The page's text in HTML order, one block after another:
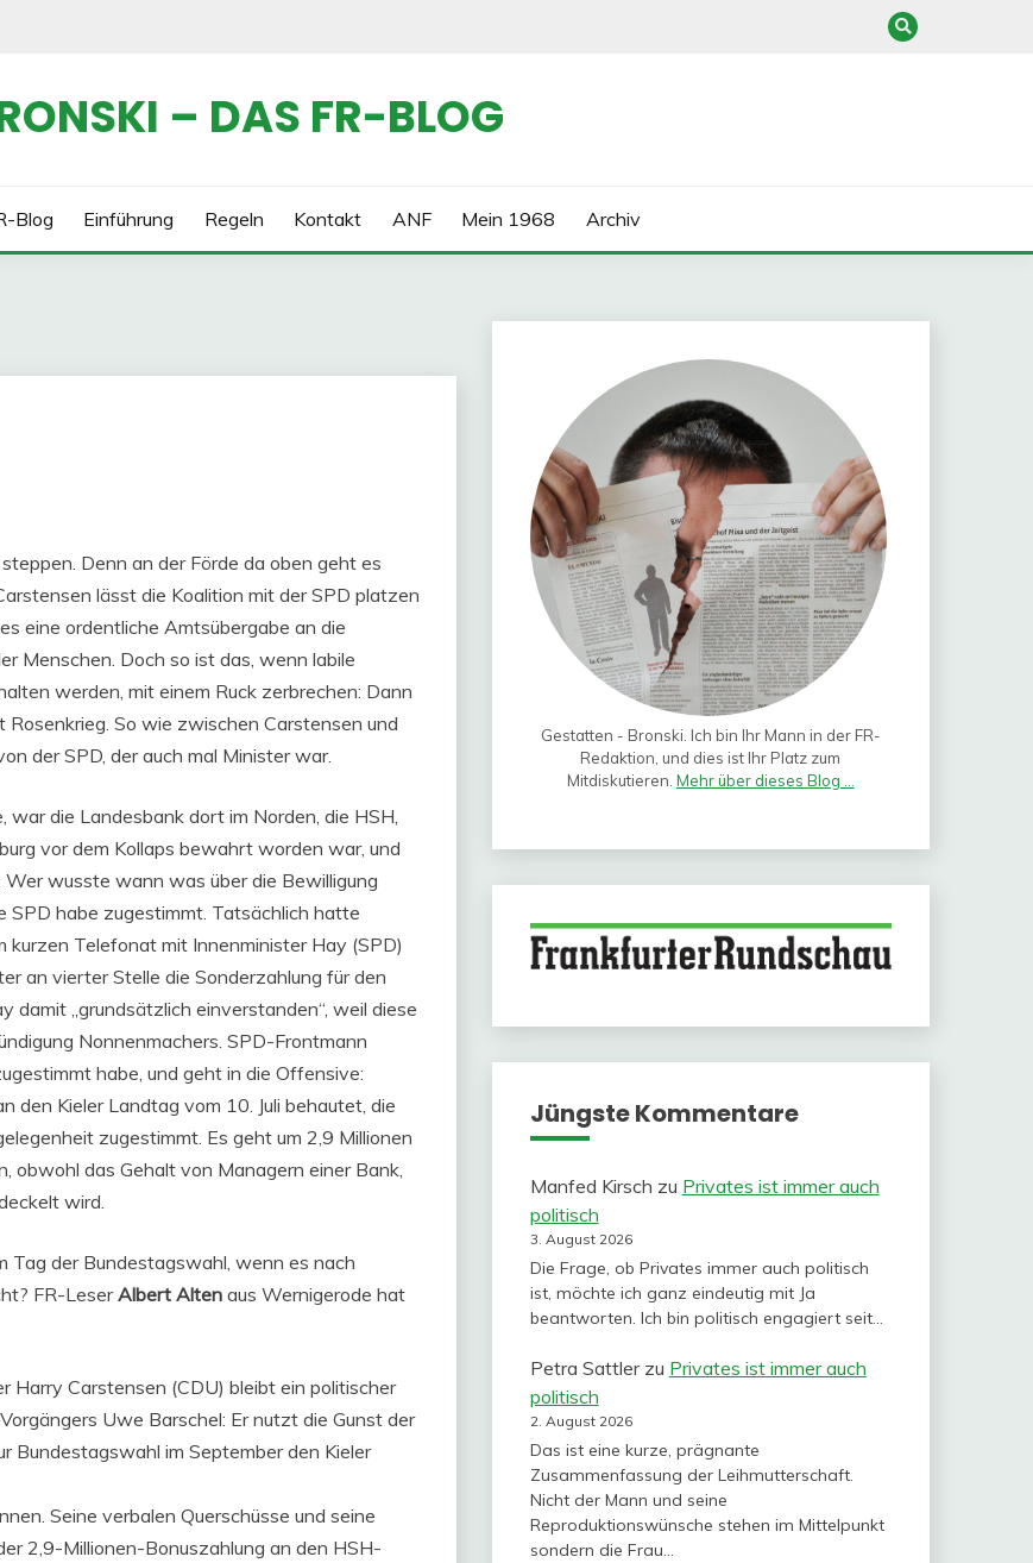
– DAS FR-BLOG
Blog Einführung Regeln Kontakt ANF Mein 1968 Archiv
Denn an der Förde da oben geht es
lässt die Koalition mit der SPD platzen
eine ordentliche Amtsübergabe an die
Menschen. Doch so ist das, wenn labile
werden, mit einem Ruck zerbrechen: Dann
So wie zwischen Carstensen und
der SPD, der auch mal Minister war.
die Landesbank dort im Norden, die HSH,
vor dem Kollaps bewahrt worden war, und
wusste wann was über die Bewilligung
SPD habe zugestimmt. Tatsächlich hatte
kurzen Telefonat mit Innenminister Hay (SPD)
an vierter Stelle die Sonderzahlung für den
damit „grundsätzlich einverstanden“, weil diese
Nonnenmachers. SPD-Frontmann
habe, und geht in die Offensive:
den Kieler Landtag vom 10. Juli behautet, die
zugestimmt. Es geht um 2,9 Millionen
obwohl das Gehalt von Managern einer Bank,
wird.
Tag der Bundestagswahl, wenn es nach
FR-LeserAlbert Alten aus Wernigerode hat
Carstensen (CDU) bleibt ein politischer
Uwe Barschel: Er nutzt die Gunst der
Bundestagswahl im September den Kieler
Seine verbalen Querschüsse und seine
2,9-Millionen-Bonuszahlung an den HSH-
Gestatten - Bronski. Ich bin Ihr Mann in der FR-
Redaktion, und dies ist Ihr Platz zum
Mitdiskutieren. Mehr über dieses Blog ...
Jüngste Kommentare
Manfed Kirsch zu Privates ist immer auch
politisch
3. August 2026
Die Frage, ob Privates immer auch politisch
ist, möchte ich ganz eindeutig mit Ja
beantworten. Ich bin politisch engagiert seit…
Petra Sattlerzu Privates ist immer auch
politisch
2. August 2026
Das ist eine kurze, prägnante
Zusammenfassung der Leihmutterschaft.
Nicht der Mann und seine
Reproduktionswünsche stehen im Mittelpunkt
sondern die Frau…